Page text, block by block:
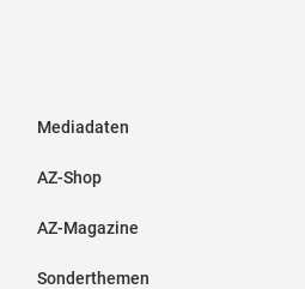
Mediadaten
AZ-Shop
AZ-Magazine
Sonderthemen